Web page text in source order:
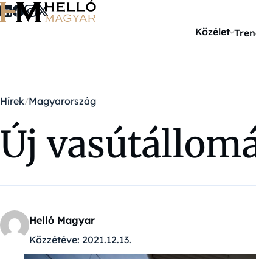
Ugrás a tartalomra
Közélet
Hírek Magyarország
Új
Helló Magyar
Közzétéve: 2021.12.13.